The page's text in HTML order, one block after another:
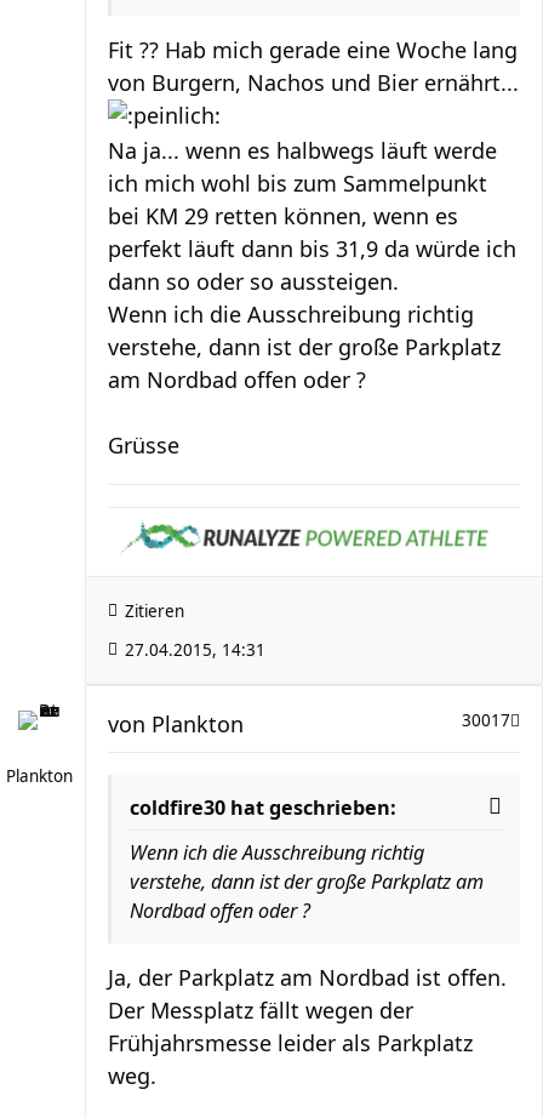
Fit ?? Hab mich gerade eine Woche lang
von Burgern, Nachos und Bier ernährt...
Na ja... wenn es halbwegs läuft werde
ich mich wohl bis zum Sammelpunkt
bei KM 29 retten können, wenn es
perfekt läuft dann bis 31,9 da würde ich
dann so oder so aussteigen.
Wenn ich die Ausschreibung richtig
verstehe, dann ist der große Parkplatz
am Nordbad offen oder ?
Grüsse
Zitieren
27.04.2015, 14:31
Plankton
30017
von Plankton
coldfire30 hat geschrieben:
Wenn ich die Ausschreibung richtig
verstehe, dann ist der große Parkplatz am
Nordbad offen oder ?
Ja, der Parkplatz am Nordbad ist offen.
Der Messplatz fällt wegen der
Frühjahrsmesse leider als Parkplatz
weg.